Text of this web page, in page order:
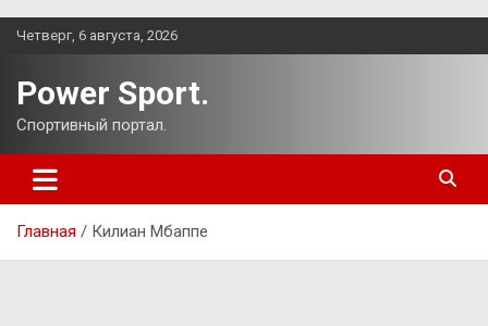
Перейти
Четверг, 6 августа, 2026
Power Sport.
Спортивный портал.
Главная Килиан Мбаппе